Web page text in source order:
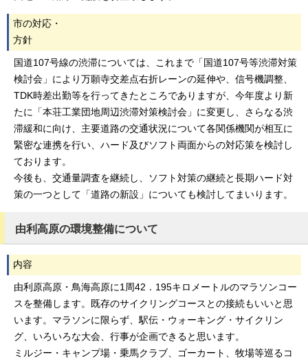
市の対応・
方針
国道107号線の渋滞については、これまで「国道107号等渋滞対策
検討会」により万願寺交差点右折レーンの延伸や、信号機調整、
TDK時差出勤等を行ってきたところでありますが、今年度より新
たに「本荘工業団地周辺渋滞対策検討会」に変更し、さらなる渋
滞緩和に向け、主要道路の交通状況について各関係機関が相互に
緊密な連携を行い、ハード及びソフト両面からの対応策を検討し
ております。
今後も、交通量調査を継続し、ソフト対策の継続と長期ハード対
策の一つとして「道路の新設」についても検討してまいります。
由利高原の環境整備について
内容
由利原高原・鳥海高原に1周42．195キロメートルのマラソンコー
スを整備します。既存のサイクリングコースとの接続もいいと思
います。マラソンに限らず、駅伝・ウォーキング・サイクリン
グ、いろいろな大会、行事が企画できると思います。
ミルジー・キャンプ場・乗馬クラブ、ゴーカート、牧場等巡るコ